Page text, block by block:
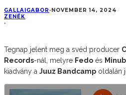
GALLAIGABOR · NOVEMBER 14, 2024
ZENÉK
·
Tegnap jelent meg a svéd producer
Records-nál, melyre Fedo és
kiadvány a Juuz Bandcamp oldalán